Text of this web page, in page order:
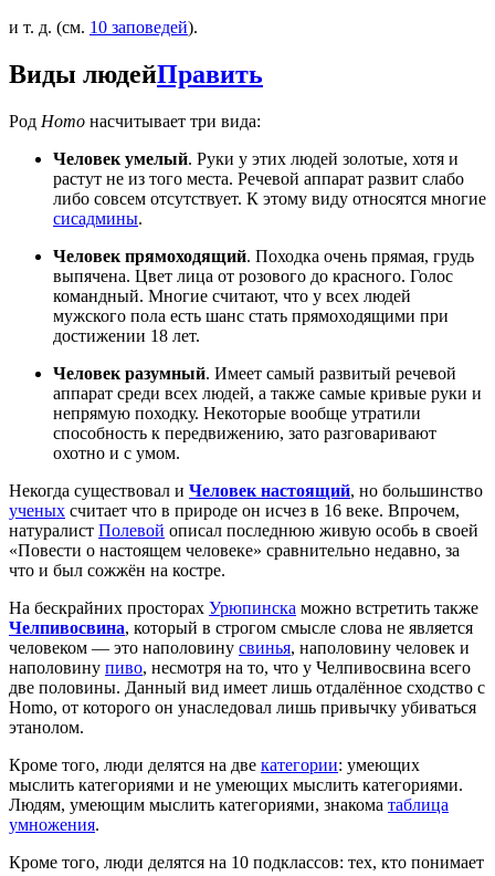
и т. д. (см. 10 заповедей).
Виды людейПравить
Род Homo насчитывает три вида:
Человек умелый. Руки у этих людей золотые, хотя и
растут не из того места. Речевой аппарат развит слабо
либо совсем отсутствует. К этому виду относятся многие
сисадмины.
Человек прямоходящий. Походка очень прямая, грудь
выпячена. Цвет лица от розового до красного. Голос
командный. Многие считают, что у всех людей
мужского пола есть шанс стать прямоходящими при
достижении 18 лет.
Человек разумный. Имеет самый развитый речевой
аппарат среди всех людей, а также самые кривые руки и
непрямую походку. Некоторые вообще утратили
способность к передвижению, зато разговаривают
охотно и с умом.
Некогда существовал и Человек настоящий, но большинство
ученых считает что в природе он исчез в 16 веке. Впрочем,
натуралист Полевой описал последнюю живую особь в своей
«Повести о настоящем человеке» сравнительно недавно, за
что и был сожжён на костре.
На бескрайних просторах Урюпинска можно встретить также
Челпивосвина, который в строгом смысле слова не является
человеком — это наполовину свинья, наполовину человек и
наполовину пиво, несмотря на то, что у Челпивосвина всего
две половины. Данный вид имеет лишь отдалённое сходство с
Homo, от которого он унаследовал лишь привычку убиваться
этанолом.
Кроме того, люди делятся на две категории: умеющих
мыслить категориями и не умеющих мыслить категориями.
Людям, умеющим мыслить категориями, знакома таблица
умножения.
Кроме того, люди делятся на 10 подклассов: тех, кто понимает